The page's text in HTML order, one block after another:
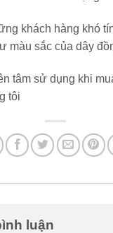
khách hàng khó
màu sắc của dây
tâm sử dụng khi
tôi
luận